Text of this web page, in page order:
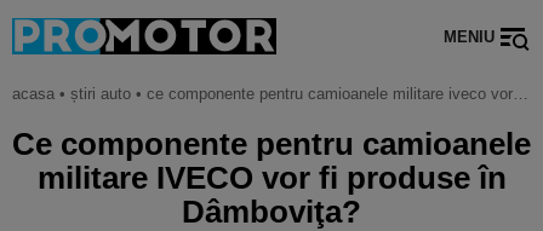
MENIU
acasa • știri auto • ce componente pentru camioanele militare iveco vor fi produse în dâmboviţa?
Ce componente pentru camioanele
militare IVECO vor fi produse în
Dâmboviţa?